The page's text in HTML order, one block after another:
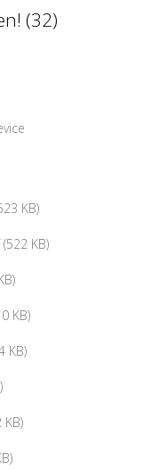
(32)
KB)
KB)
KB)
KB)